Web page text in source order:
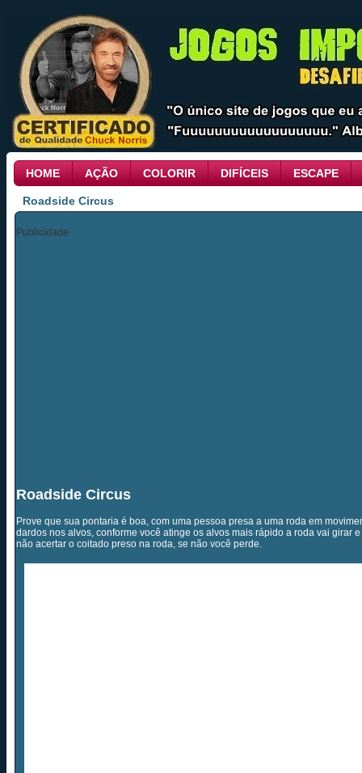
HOME AÇÃO COLORIR DIFÍCEIS ESCAPE
Roadside Circus
Publicidade
Roadside Circus
Prove que sua pontaria é boa, com uma pessoa presa a uma roda em
dardos nos alvos, conforme você atinge os alvos mais rápido a roda vai girar
não acertar o coitado preso na roda, se não você perde.